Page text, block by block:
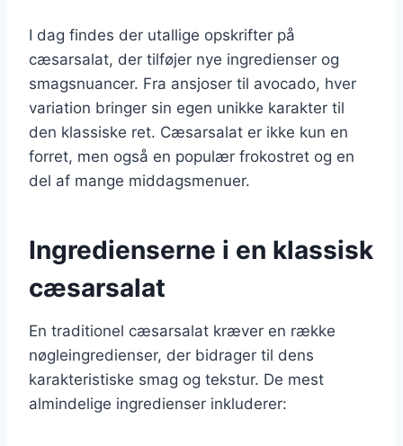
I dag findes der utallige opskrifter på
cæsarsalat, der tilføjer nye ingredienser og
smagsnuancer. Fra ansjoser til avocado, hver
variation bringer sin egen unikke karakter til
den klassiske ret. Cæsarsalat er ikke kun en
forret, men også en populær frokostret og en
del af mange middagsmenuer.
Ingredienserne i en klassisk
cæsarsalat
En traditionel cæsarsalat kræver en række
nøgleingredienser, der bidrager til dens
karakteristiske smag og tekstur. De mest
almindelige ingredienser inkluderer: